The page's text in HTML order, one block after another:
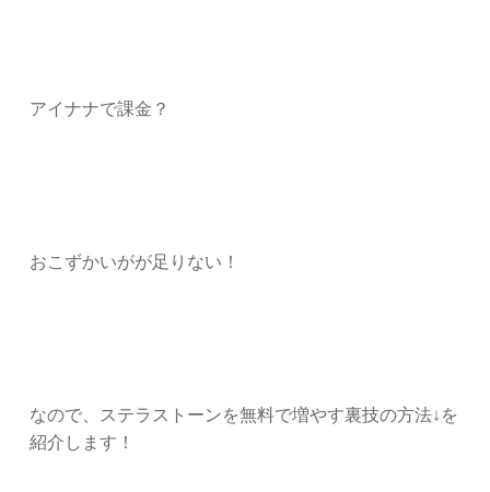
アイナナで課金？
おこずかいがが足りない！
なので、ステラストーンを無料で増やす裏技の方法↓を
紹介します！